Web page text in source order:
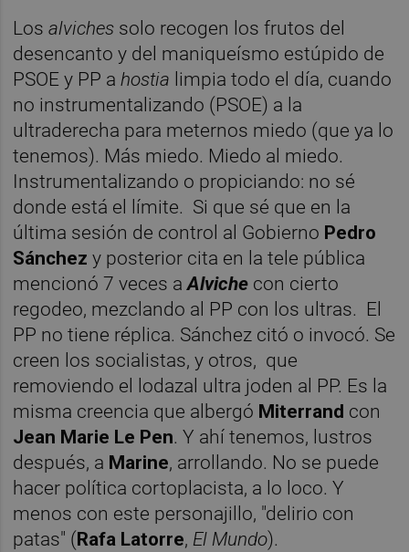
Losalviches solo recogen los frutos del
desencanto y del maniqueísmo estúpido de
PSOE y PP ahostia limpia todo el día, cuando
no instrumentalizando (PSOE) a la
ultraderecha para meternos miedo (que ya lo
tenemos). Más miedo. Miedo al miedo.
Instrumentalizando o propiciando: no sé
donde está el límite. Si que sé que en la
última sesión de control al Gobierno Pedro
Sánchez y posterior cita en la tele pública
mencionó 7 veces aAlviche con cierto
regodeo, mezclando al PP con los ultras. El
PP no tiene réplica. Sánchez citó o invocó. Se
creen los socialistas, y otros, que
removiendo el lodazal ultra joden al PP. Es la
misma creencia que albergó Miterrand con
Jean Marie Le Pen. Y ahí tenemos, lustros
después, a Marine, arrollando. No se puede
hacer política cortoplacista, a lo loco. Y
menos con este personajillo, "delirio con
patas" (Rafa Latorre, El Mundo).